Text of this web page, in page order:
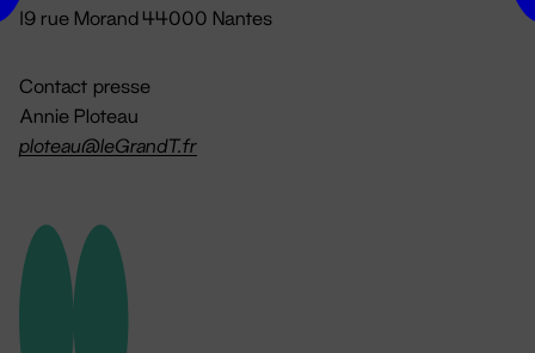
19 rue Morand 44000 Nantes
Contact presse
Annie Ploteau
ploteau@leGrandT.fr